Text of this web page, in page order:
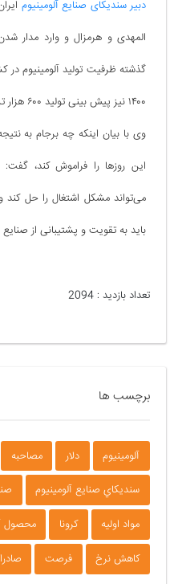
دبیر سندیکای صنایع آلومینیومایران
المهدی و هرمزال و وارد مدار
۱۴۰۰ نیز پیش بینی تولید ۶۰۰ هزار تن صورت گرفته است.
وی با بیان اینکه چه برجام به
این روز‌ها را فراموش کند، گفت:
می‌تواند مشکل اشتغال را حل کند و
باید به تقویت و پشتیبانی از صنایع
تعداد بازدید :2094
برچسب ها
آلومينيوم دلار مصاحبه
سنديكاي صنايع آلومينيوم
مواد اوليه كرونا محصول
كاهش نرخ فرصت صادرات